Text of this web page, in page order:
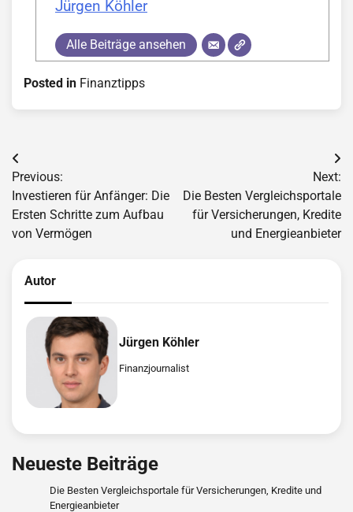
Jürgen Köhler
Alle Beiträge ansehen
Posted in Finanztipps
Beitragsnavigation
Previous:
Investieren für Anfänger: Die
Ersten Schritte zum Aufbau
von Vermögen
Next:
Die Besten Vergleichsportale
für Versicherungen, Kredite
und Energieanbieter
Autor
Jürgen Köhler
Finanzjournalist
Neueste Beiträge
Die Besten Vergleichsportale für Versicherungen, Kredite und
Energieanbieter